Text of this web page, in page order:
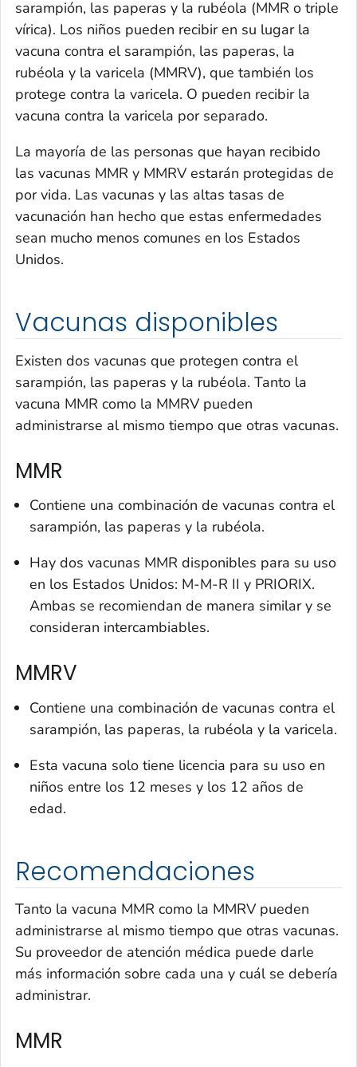
sarampión, las paperas y la rubéola (MMR o triple
vírica). Los niños pueden recibir en su lugar la
vacuna contra el sarampión, las paperas, la
rubéola y la varicela (MMRV), que también los
protege contra la varicela. O pueden recibir la
vacuna contra la varicela por separado.
La mayoría de las personas que hayan recibido
las vacunas MMR y MMRV estarán protegidas de
por vida. Las vacunas y las altas tasas de
vacunación han hecho que estas enfermedades
sean mucho menos comunes en los Estados
Unidos.
Vacunas disponibles
Existen dos vacunas que protegen contra el
sarampión, las paperas y la rubéola. Tanto la
vacuna MMR como la MMRV pueden
administrarse al mismo tiempo que otras vacunas.
MMR
Contiene una combinación de vacunas contra el
sarampión, las paperas y la rubéola.
Hay dos vacunas MMR disponibles para su uso
en los Estados Unidos: M-M-R II y PRIORIX.
Ambas se recomiendan de manera similar y se
consideran intercambiables.
MMRV
Contiene una combinación de vacunas contra el
sarampión, las paperas, la rubéola y la varicela.
Esta vacuna solo tiene licencia para su uso en
niños entre los 12 meses y los 12 años de
edad.
Recomendaciones
Tanto la vacuna MMR como la MMRV pueden
administrarse al mismo tiempo que otras vacunas.
Su proveedor de atención médica puede darle
más información sobre cada una y cuál se debería
administrar.
MMR